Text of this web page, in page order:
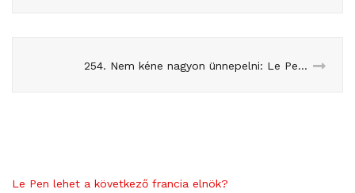
254. Nem kéne nagyon ünnepelni: Le Pen nyert, csak nem látszik
Le Pen lehet a következő francia elnök?